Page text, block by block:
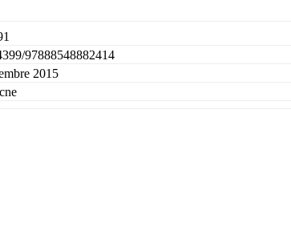
97888548882414
2015